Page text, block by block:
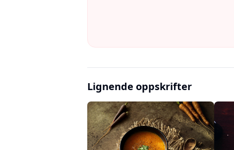
Lignende oppskrifter